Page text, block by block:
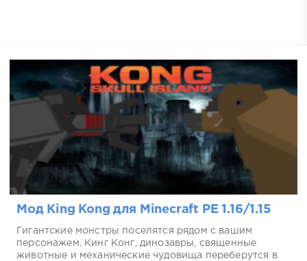
Мод King Kong для Minecraft PE 1.16/1.15
Гигантские монстры поселятся рядом с вашим
персонажем. Кинг Конг, динозавры, священные
животные и механические чудовища переберутся в